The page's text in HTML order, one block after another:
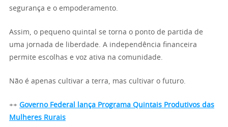
segurança e o empoderamento.
Assim, o pequeno quintal se torna o ponto de partida de
uma jornada de liberdade. A independência financeira
permite escolhas e voz ativa na comunidade.
Não é apenas cultivar a terra, mas cultivar o futuro.
++ Governo Federal lança Programa Quintais Produtivos das
Mulheres Rurais